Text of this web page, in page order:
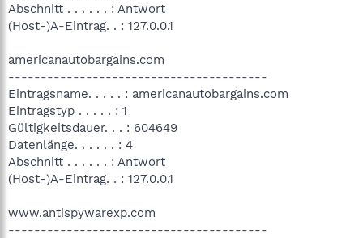
Abschnitt . . . . . . : Antwort
(Host-)A-Eintrag. . : 127.0.0.1
americanautobargains.com
----------------------------------------
Eintragsname. . . . . : americanautobargains.com
Eintragstyp . . . . . : 1
Gültigkeitsdauer. . . : 604649
Datenlänge. . . . . . : 4
Abschnitt . . . . . . : Antwort
(Host-)A-Eintrag. . : 127.0.0.1
www.antispywarexp.com
----------------------------------------